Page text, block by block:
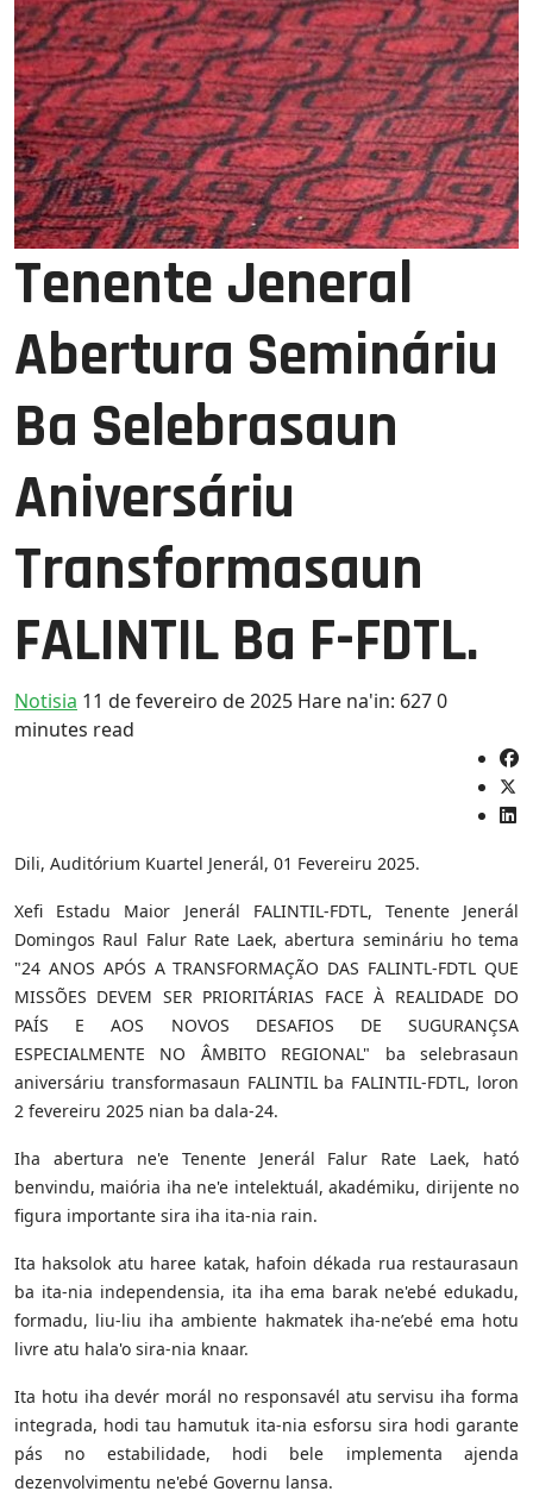
Tenente Jeneral
Abertura Semináriu
Ba Selebrasaun
Aniversáriu
Transformasaun
FALINTIL Ba F-FDTL.
Notisia 11 de fevereiro de 2025 Hare na'in: 6270
minutes read
Dili, Auditórium Kuartel Jenerál, 01 Fevereiru 2025.
Xefi Estadu Maior Jenerál FALINTIL-FDTL, Tenente Jenerál
Domingos Raul Falur Rate Laek, abertura semináriu ho tema
"24 ANOS APÓS A TRANSFORMAÇÃO DAS FALINTL-FDTL QUE
MISSÕES DEVEM SER PRIORITÁRIAS FACE À REALIDADE DO
PAÍS E AOS NOVOS DESAFIOS DE SUGURANÇSA
ESPECIALMENTE NO ÂMBITO REGIONAL" ba selebrasaun
aniversáriu transformasaun FALINTIL ba FALINTIL-FDTL, loron
2 fevereiru 2025 nian ba dala-24.
Iha abertura ne'e Tenente Jenerál Falur Rate Laek, ható
benvindu, maiória iha ne'e intelektuál, akadémiku, dirijente no
figura importante sira iha ita-nia rain.
Ita haksolok atu haree katak, hafoin dékada rua restaurasaun
ba ita-nia independensia, ita iha ema barak ne'ebé edukadu,
formadu, liu-liu iha ambiente hakmatek iha-neʼebé ema hotu
livre atu hala'o sira-nia knaar.
Ita hotu iha devér morál no responsavél atu servisu iha forma
integrada, hodi tau hamutuk ita-nia esforsu sira hodi garante
pás no estabilidade, hodi bele implementa ajenda
dezenvolvimentu ne'ebé Governu lansa.